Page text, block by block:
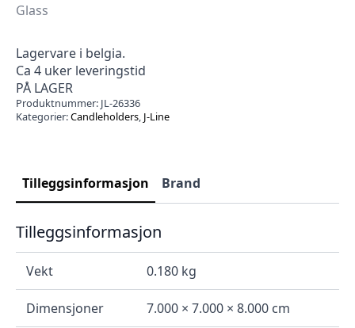
Glass
Lagervare i belgia.
Ca 4 uker leveringstid
PÅ LAGER
Produktnummer: JL-26336
Kategorier:Candleholders, J-Line
Tilleggsinformasjon Brand
Tilleggsinformasjon
Vekt 0.180 kg
Dimensjoner 7.000 × 7.000 × 8.000 cm